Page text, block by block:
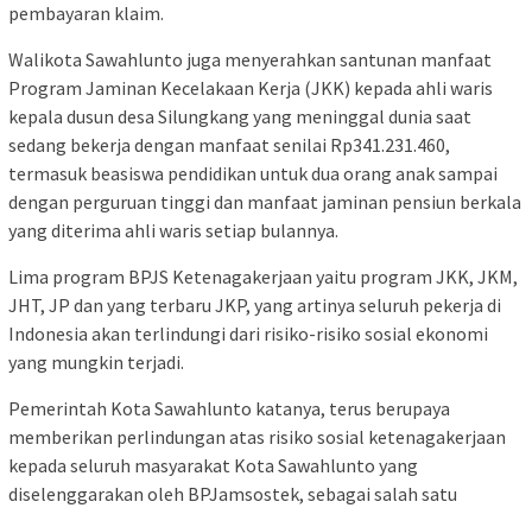
pembayaran klaim.
Walikota Sawahlunto juga menyerahkan santunan manfaat
Program Jaminan Kecelakaan Kerja (JKK) kepada ahli waris
kepala dusun desa Silungkang yang meninggal dunia saat
sedang bekerja dengan manfaat senilai Rp341.231.460,
termasuk beasiswa pendidikan untuk dua orang anak sampai
dengan perguruan tinggi dan manfaat jaminan pensiun berkala
yang diterima ahli waris setiap bulannya.
Lima program BPJS Ketenagakerjaan yaitu program JKK, JKM,
JHT, JP dan yang terbaru JKP, yang artinya seluruh pekerja di
Indonesia akan terlindungi dari risiko-risiko sosial ekonomi
yang mungkin terjadi.
Pemerintah Kota Sawahlunto katanya, terus berupaya
memberikan perlindungan atas risiko sosial ketenagakerjaan
kepada seluruh masyarakat Kota Sawahlunto yang
diselenggarakan oleh BPJamsostek, sebagai salah satu